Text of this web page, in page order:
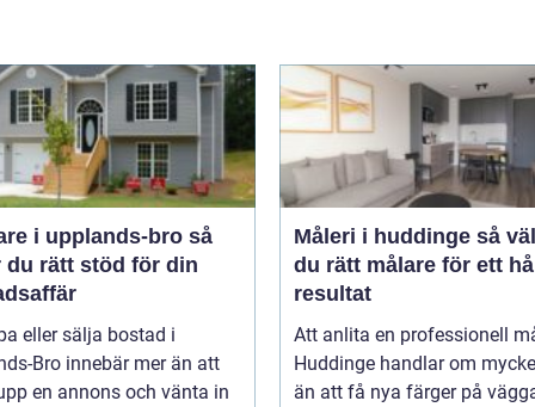
i upplands-bro så
du rätt stöd för din
eller sälja bostad i
Bro innebär mer än att
en annons och vänta in
Måleri i huddinge så väljer
du rätt målare för ett
resultat
Att anlita en professionell
Huddinge handlar om
än att få nya färger på